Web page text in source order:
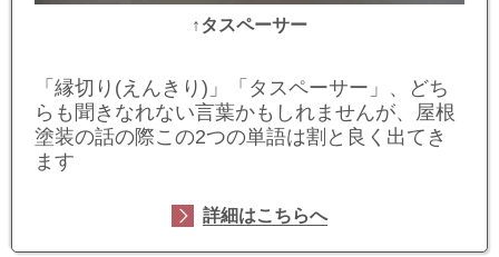
↑タスペーサー
「縁切り(えんきり)」「タスペーサー」 、どち
らも聞きなれない言葉かもしれませんが、屋根
塗装の話の際この2つの単語は割と良く出てき
ます
詳細はこちらへ